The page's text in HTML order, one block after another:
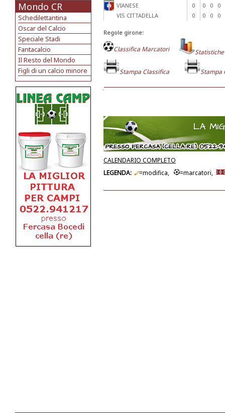
Mondo CR
Schedilettantina
Oscar del Calcio
Speciale Stadi
Fantacalcio
Il Resto del Mondo
Figli di un calcio minore
VIANESE
0 0 0
0
VIS CITTADELLA
0 0 0 0
Regole girone:
Classifica Marcatori
Stampa Classifica Stampa
CALENDARIO COMPLETO
LEGENDA:
=modifica, =marcatori,